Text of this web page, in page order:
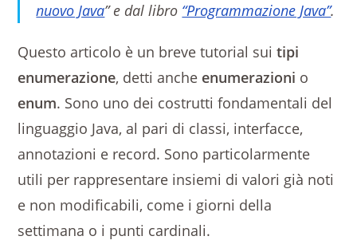
nuovo Java” e dal libro “Programmazione Java”.
Questo articolo è un breve tutorial suitipi
enumerazione, detti anche enumerazioni o
enum. Sono uno dei costrutti fondamentali del
linguaggio Java, al pari di classi, interfacce,
annotazioni e record. Sono particolarmente
utili per rappresentare insiemi di valori già noti
e non modificabili, come i giorni della
settimana o i punti cardinali.